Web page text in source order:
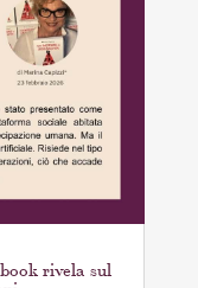
rivela sul